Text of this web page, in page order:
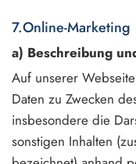
7.Online-Marketing
a) Beschreibung
Auf unserer
Daten zu Zwecken
insbesondere die
sonstigen Inhalten